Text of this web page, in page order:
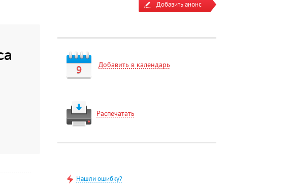
Добавить анонс
9 Добавить в календарь
Распечатать
Нашли ошибку?